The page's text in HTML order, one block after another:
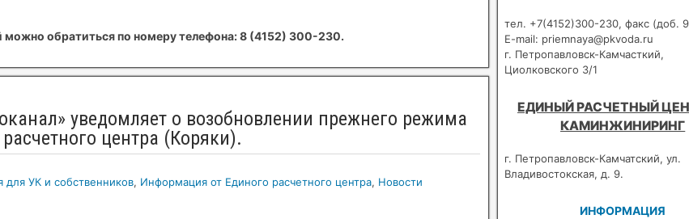
обратиться по номеру телефона: 8 (4152) 300-230.
уведомляет о возобновлении прежнего режима
центра (Коряки).
УК и собственников, Информация от Единого расчетного центра, Новости
тел. +7(4152)300-230, факс (доб.
E-mail: priemnaya@pkvoda.ru
г. Петропавловск-Камчасткий,
Циолковского 3/1
ЕДИНЫЙ РАСЧЕТНЫЙ
КАМИНЖИНИРИНГ
г. Петропавловск-Камчатский, ул.
Владивостокская, д. 9.
ИНФОРМАЦИЯ